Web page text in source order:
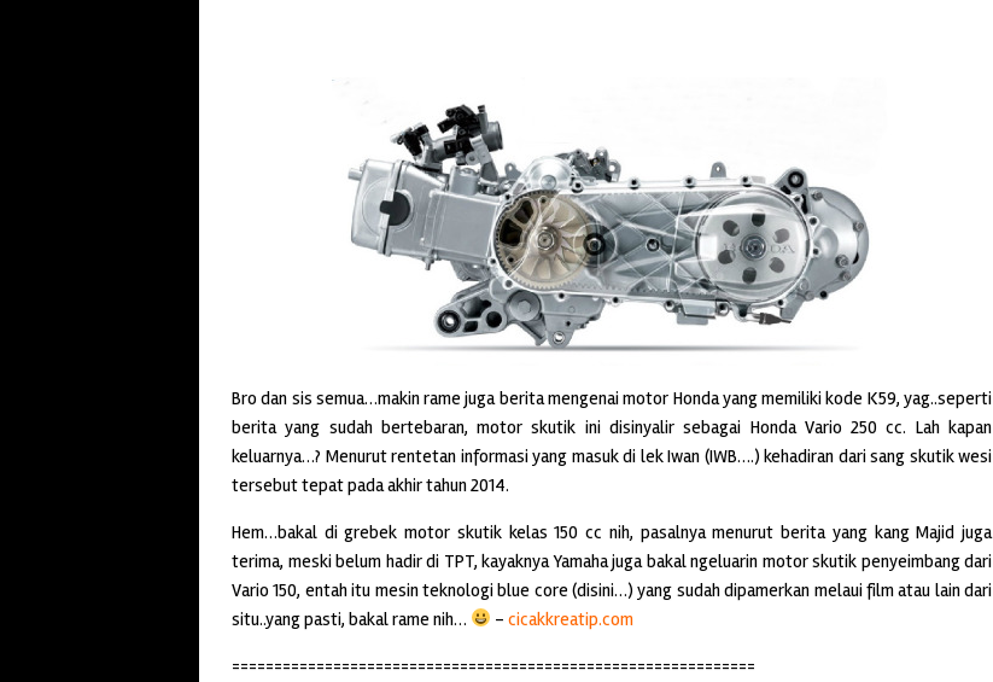
Bro dan sis semua…makin rame juga berita mengenai motor Honda yang memiliki kode K59, yag..seperti
berita yang sudah bertebaran, motor skutik ini disinyalir sebagai Honda Vario 250 cc. Lah kapan
keluarnya…? Menurut rentetan informasi yang masuk di lek Iwan (IWB….) kehadiran dari sang skutik wesi
tersebut tepat pada akhir tahun 2014.
Hem…bakal di grebek motor skutik kelas 150 cc nih, pasalnya menurut berita yang kang Majid juga
terima, meski belum hadir di TPT, kayaknya Yamaha juga bakal ngeluarin motor skutik penyeimbang dari
Vario 150, entah itu mesin teknologi blue core (disini…) yang sudah dipamerkan melaui film atau lain dari
situ..yang pasti, bakal rame nih…
–cicakkreatip.com
==============================================================